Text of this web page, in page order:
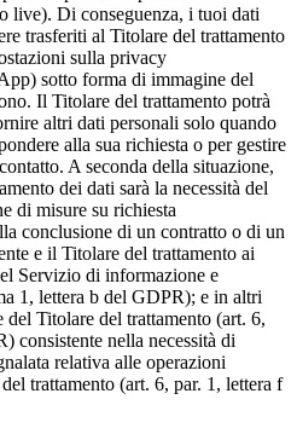
live). Di conseguenza, i tuoi dati
trasferiti al Titolare del trattamento
sulla privacy
sotto forma di immagine del
Il Titolare del trattamento potrà
altri dati personali solo quando
alla sua richiesta o per gestire
A seconda della situazione,
dei dati sarà la necessità del
di misure su richiesta
conclusione di un contratto o di un
e il Titolare del trattamento ai
Servizio di informazione e
1, lettera b del GDPR); e in altri
del Titolare del trattamento (art. 6,
consistente nella necessità di
relativa alle operazioni
trattamento (art. 6, par. 1, lettera f